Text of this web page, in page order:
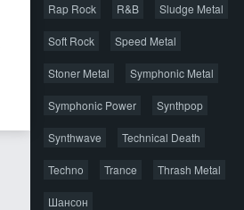
Rap Rock R&B Sludge Metal
Soft Rock Speed Metal
Stoner Metal Symphonic Metal
Symphonic Power Synthpop
Synthwave Technical Death
Techno Trance Thrash Metal
Шансон